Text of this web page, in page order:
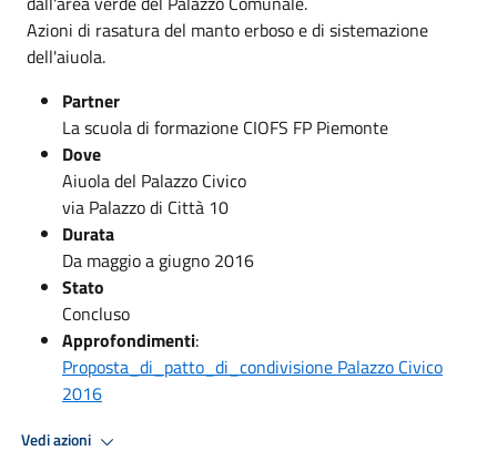
Azioni di rasatura del manto erboso e di sistemazione
dell'aiuola.
Partner
La scuola di formazione CIOFS FP Piemonte
Dove
Aiuola del Palazzo Civico
via Palazzo di Città 10
Durata
Da maggio a giugno 2016
Stato
Concluso
Approfondimenti:
Proposta_di_patto_di_condivisione Palazzo Civico
2016
Vedi azioni